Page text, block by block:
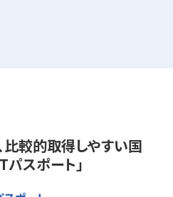
較的取得しやすい国
パスポート」